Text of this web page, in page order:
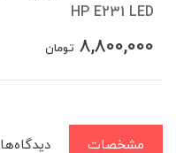
HP E231 LED
8,800,000 تومان
مشخصات دیدگاه‌ها